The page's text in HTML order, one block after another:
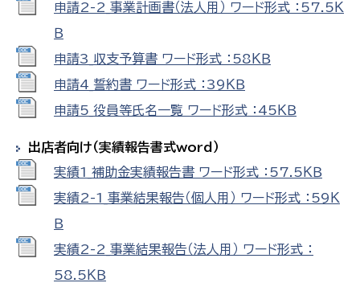
申請2-2_事業計画書（法人用） ワード形式 ：57.5Ｋ
Ｂ
申請3_収支予算書 ワード形式 ：58ＫＢ
申請4_誓約書 ワード形式 ：39ＫＢ
申請5_役員等氏名一覧 ワード形式 ：45ＫＢ
出店者向け（実績報告書式word）
実績1_補助金実績報告書 ワード形式 ：57.5ＫＢ
実績2-1_事業結果報告（個人用） ワード形式 ：59Ｋ
Ｂ
実績2-2_事業結果報告（法人用） ワード形式 ：
58.5ＫＢ